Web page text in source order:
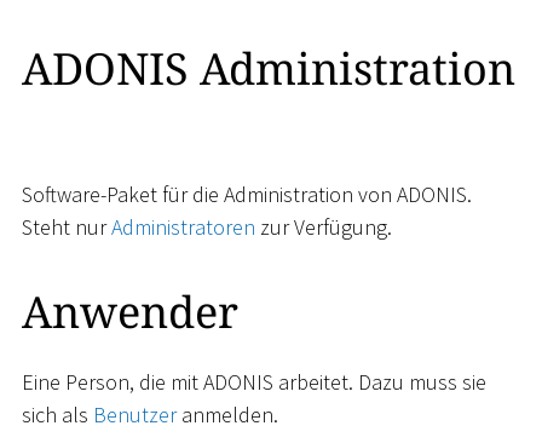
ADONIS Administration
Software-Paket für die Administration von ADONIS.
Steht nurAdministratoren zur Verfügung.
Anwender
Eine Person, die mit ADONIS arbeitet. Dazu muss sie
sich als Benutzeranmelden.